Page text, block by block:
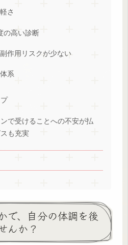
さ
の高い診断
作用リスクが少ない
系
で受けることへの不安が払
も充実
で、自分の体調を後
んか？